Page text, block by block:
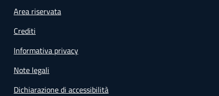
Footer menu
Area riservata
Crediti
Informativa privacy
Note legali
Dichiarazione di accessibilità